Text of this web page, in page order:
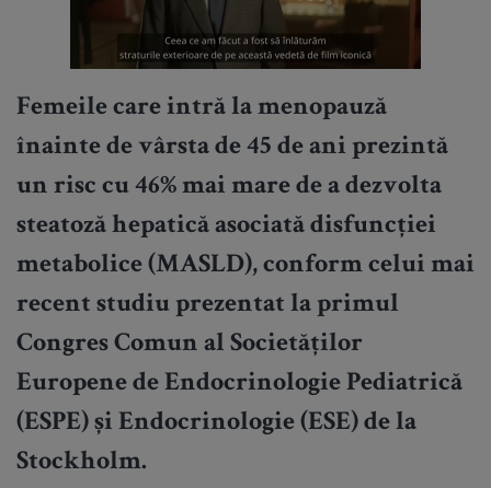
Femeile care intră la menopauză
înainte de vârsta de 45 de ani prezintă
un risc cu 46% mai mare de a dezvolta
steatoză hepatică asociată disfuncției
metabolice (MASLD), conform celui mai
recent studiu prezentat la primul
Congres Comun al Societăților
Europene de Endocrinologie Pediatrică
(ESPE) și Endocrinologie (ESE) de la
Stockholm.